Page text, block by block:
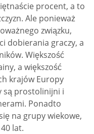
procent, a to
Ale ponieważ
związku,
dobierania graczy, a
Większość
a większość
krajów Europy
są prostolinijni i
Ponadto
na grupy wiekowe,
lat.